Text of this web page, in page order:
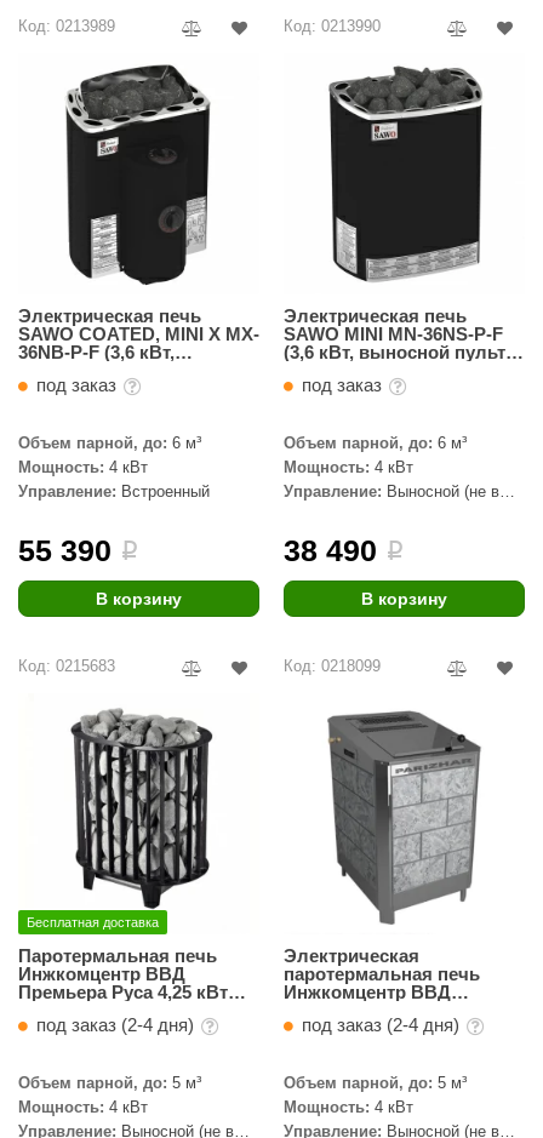
Код: 0213989
Электрическая печь
SAWO COATED, MINI X MX-
36NB-P-F (3,6 кВт,
термопокрытие)
под заказ
Объем парной, до: 6 м³
Мощность: 4 кВт
Управление: Встроенный
55 390 i
В корзину
Код: 0213990
Электрическая печь
SAWO MINI MN-36NS-P-F
(3,6 кВт, выносной пульт,
под заказ
Объем парной, до: 6 м³
Мощность: 4 кВт
Управление: Выносной (не в
38 490 i
В корзину
Код: 0215683
Бесплатная доставка
Паротермальная печь
Инжкомцентр ВВД
Премьера Руса 4,25 кВт
под заказ (2-4 дня)
Объем парной, до: 5 м³
Мощность: 4 кВт
Управление: Выносной (не в
Код: 0218099
Электрическая
паротермальная печь
Инжкомцентр ВВД
«Бархат» 4,25 кВт
под заказ (2-4 дня)
Объем парной, до: 5 м³
Мощность: 4 кВт
Управление: Выносной (не в